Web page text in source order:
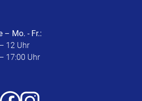
– Mo. - Fr.:
12 Uhr
17:00 Uhr